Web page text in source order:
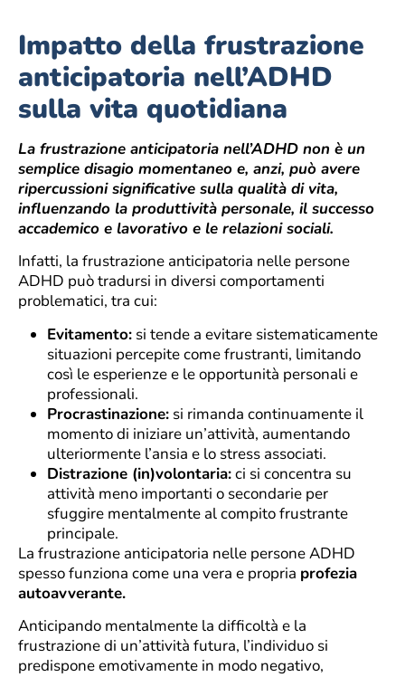
Impatto della frustrazione
anticipatoria nell’ADHD
sulla vita quotidiana
La frustrazione anticipatoria nell’ADHD non è un
semplice disagio momentaneo e, anzi, può avere
ripercussioni significative sulla qualità di vita,
influenzando la produttività personale, il successo
accademico e lavorativo e le relazioni sociali.
Infatti, la frustrazione anticipatoria nelle persone
ADHD può tradursi in diversi comportamenti
problematici, tra cui:
Evitamento: si tende a evitare sistematicamente
situazioni percepite come frustranti, limitando
così le esperienze e le opportunità personali e
professionali.
Procrastinazione: si rimanda continuamente il
momento di iniziare un’attività, aumentando
ulteriormente l’ansia e lo stress associati.
Distrazione (in)volontaria:ci si concentra su
attività meno importanti o secondarie per
sfuggire mentalmente al compito frustrante
principale.
La frustrazione anticipatoria nelle persone ADHD
spesso funziona come una vera e propria profezia
autoavverante.
Anticipando mentalmente la difficoltà e la
frustrazione di un’attività futura, l’individuo si
predispone emotivamente in modo negativo,